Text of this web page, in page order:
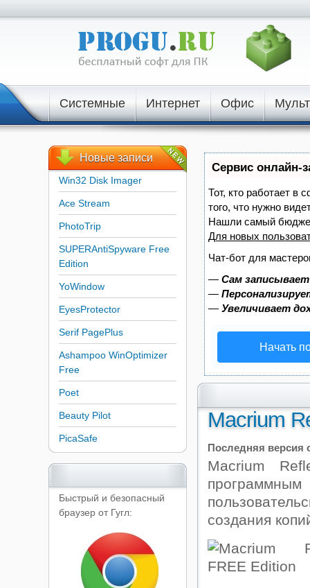
Системные Интернет Офис
Сервис онлайн-
Тот, кто работает в
того, что нужно
Нашли самый
Для новых
Чат-бот для
— Сам
—
— Увеличивает
Начать
Macrium
Последняя версия
Macrium
создания
Новыезаписи
Win32 Disk Imager
Ace Stream
PhotoTrip
SUPERAntiSpyware Free
Edition
YoWindow
EyesProtector
Serif PagePlus
Ashampoo WinOptimizer
Free
Poet
Beauty Pilot
PicaSafe
Быстрый и безопасный
браузер от Гугл: